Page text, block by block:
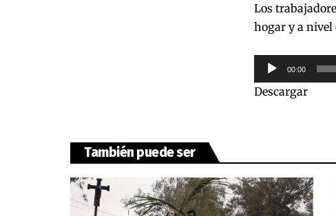
Los
hogar y a nivel
Reproductor
de
audio
00:00
Descargar
También puede ser